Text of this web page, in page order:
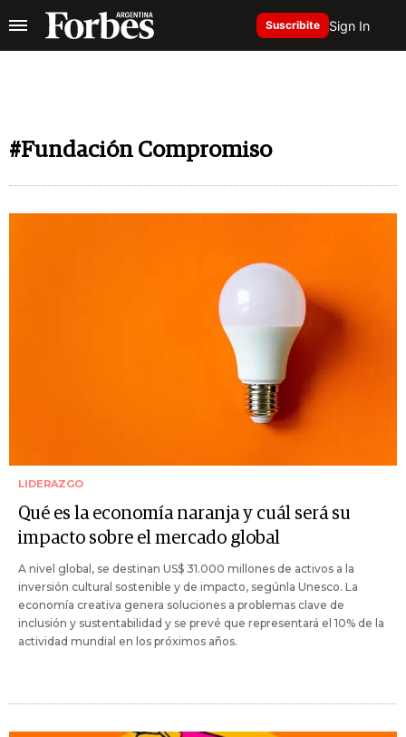
Suscribite Sign In
#Fundación Compromiso
LIDERAZGO
Qué es la economía naranja y cuál será su
impacto sobre el mercado global
A nivel global, se destinan US$ 31.000 millones de activos a la
inversión cultural sostenible y de impacto, segúnla Unesco. La
economía creativa genera soluciones a problemas clave de
inclusión y sustentabilidad y se prevé que representará el 10% de la
actividad mundial en los próximos años.